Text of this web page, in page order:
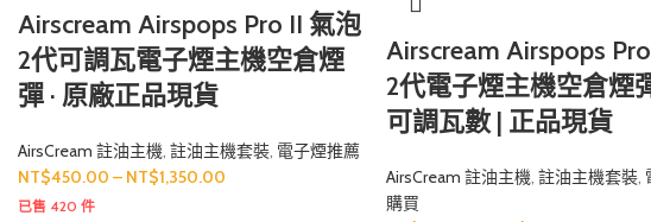
Airscream Airspops Pro II 氣泡
2代可調瓦電子煙主機空倉煙
彈 · 原廠正品現貨
AirsCream 註油主機, 註油主機套裝, 電子煙推薦
NT$450.00 – NT$1,350.00
已售 420 件
Airscream Airspops
2代電子煙主機空倉煙
可調瓦數 | 正品現貨
AirsCream 註油主機, 註油主機套裝,
購買